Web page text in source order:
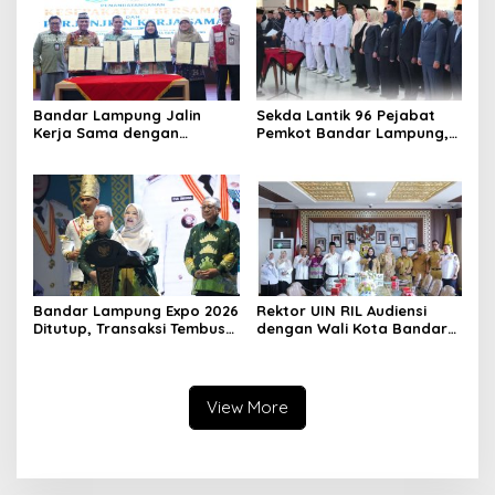
Bandar Lampung Jalin
Kerja Sama dengan
Kendalikan Inflasi
Sekda Lantik 96 Pejabat
Pemkot Bandar Lampung,
Bandar Lampung Expo 2026
Ditutup, Transaksi Tembus
Rektor UIN RIL Audiensi
dengan Wali Kota Bandar
Transformatif 2026
View More